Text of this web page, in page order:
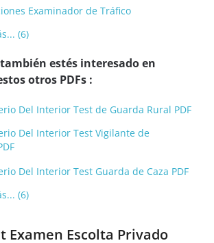
Examinador de Tráfico
(6)
estés interesado en
otros PDFs :
Del Interior Test de Guarda Rural PDF
Del Interior Test Vigilante de
Del Interior Test Guarda de Caza PDF
(6)
Examen Escolta Privado